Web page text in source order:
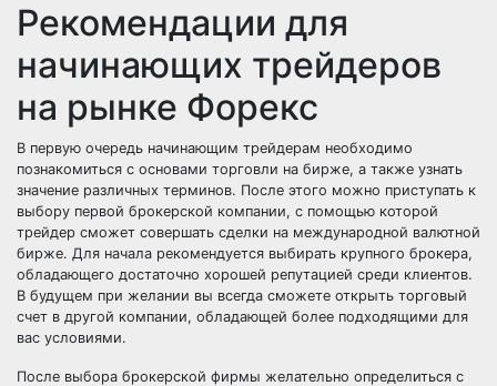
Рекомендации для
начинающих трейдеров
на рынке Форекс
В первую очередь начинающим трейдерам необходимо
познакомиться с основами торговли на бирже, а также узнать
значение различных терминов. После этого можно приступать к
выбору первой брокерской компании, с помощью которой
трейдер сможет совершать сделки на международной валютной
бирже. Для начала рекомендуется выбирать крупного брокера,
обладающего достаточно хорошей репутацией среди клиентов.
В будущем при желании вы всегда сможете открыть торговый
счет в другой компании, обладающей более подходящими для
вас условиями.
После выбора брокерской фирмы желательно определиться с